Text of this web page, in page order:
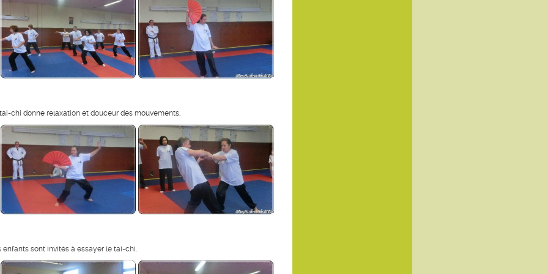
chi donne relaxation et douceur des mouvements.
enfants sont invités à essayer le tai-chi.